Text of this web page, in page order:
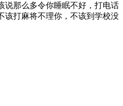
说那么多令你睡眠不好，打电话
该打麻将不理你，不该到学校没